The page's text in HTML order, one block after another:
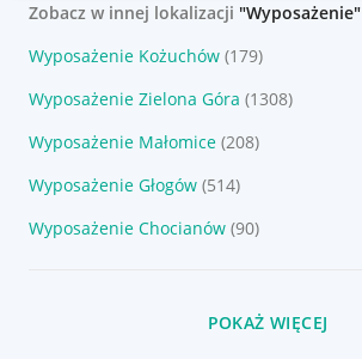
Zobacz w innej lokalizacji "Wyposażenie"
Wyposażenie Kożuchów (179)
Wyposażenie Zielona Góra (1308)
Wyposażenie Małomice (208)
Wyposażenie Głogów (514)
Wyposażenie Chocianów (90)
POKAŻ WIĘCEJ